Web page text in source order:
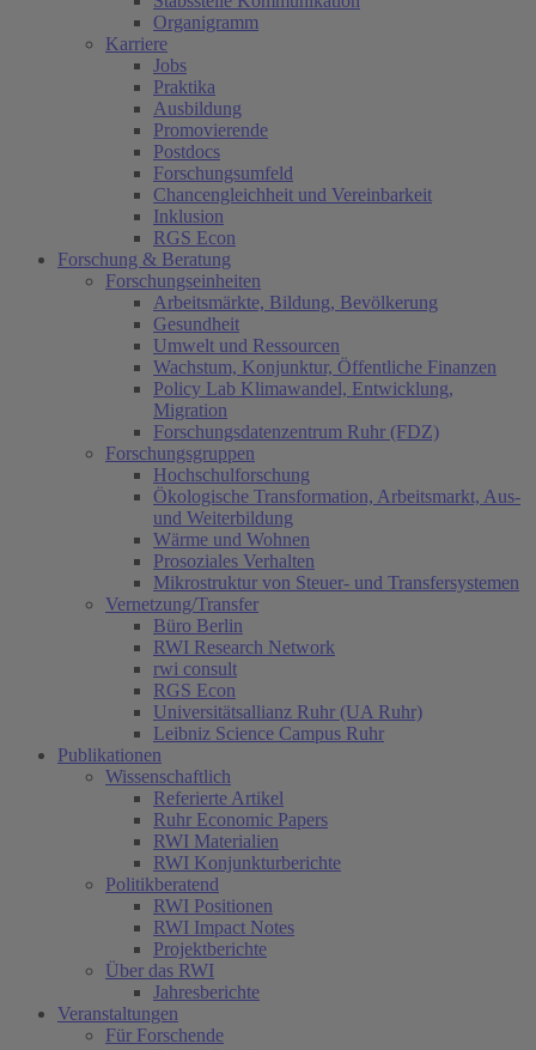
Organigramm
Karriere
Jobs
Praktika
Ausbildung
Promovierende
Postdocs
Forschungsumfeld
Chancengleichheit und Vereinbarkeit
Inklusion
RGS Econ
Forschung & Beratung
Forschungseinheiten
Arbeitsmärkte, Bildung, Bevölkerung
Gesundheit
Umwelt und Ressourcen
Wachstum, Konjunktur, Öffentliche Finanzen
Policy Lab Klimawandel, Entwicklung,
Migration
Forschungsdatenzentrum Ruhr (FDZ)
Forschungsgruppen
Hochschulforschung
Ökologische Transformation, Arbeitsmarkt, Aus-
und Weiterbildung
Wärme und Wohnen
Prosoziales Verhalten
Mikrostruktur von Steuer- und Transfersystemen
Vernetzung/Transfer
Büro Berlin
RWI Research Network
rwi consult
RGS Econ
Universitätsallianz Ruhr (UA Ruhr)
Leibniz Science Campus Ruhr
Publikationen
Wissenschaftlich
Referierte Artikel
Ruhr Economic Papers
RWI Materialien
RWI Konjunkturberichte
Politikberatend
RWI Positionen
RWI Impact Notes
Projektberichte
Über das RWI
Jahresberichte
Veranstaltungen
Für Forschende